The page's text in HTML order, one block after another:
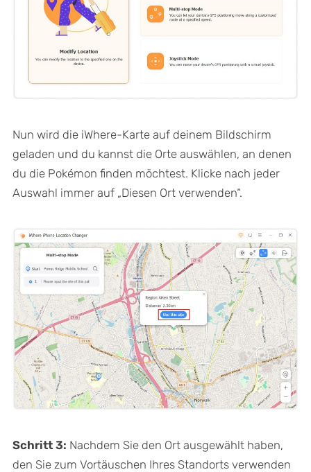
Nun wird die iWhere-Karte auf deinem Bildschirm
geladen und du kannst die Orte auswählen, an denen
du die Pokémon finden möchtest. Klicke nach jeder
Auswahl immer auf „Diesen Ort verwenden“.
Schritt 3: Nachdem Sie den Ort ausgewählt haben,
den Sie zum Vortäuschen Ihres Standorts verwenden